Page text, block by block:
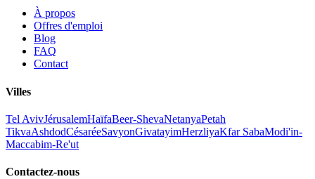
À propos
Offres d'emploi
Blog
FAQ
Contact
Villes
Tel AvivJérusalemHaïfaBeer-ShevaNetanyaPetah
TikvaAshdodCésaréeSavyonGivatayimHerzliyaKfar SabaModi'in-
Maccabim-Re'ut
Contactez-nous